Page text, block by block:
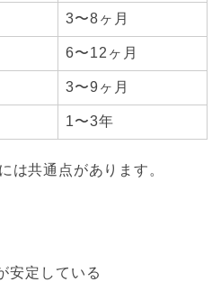
3〜8ヶ月
6〜12ヶ月
3〜9ヶ月
1〜3年
は共通点があります。
安定している